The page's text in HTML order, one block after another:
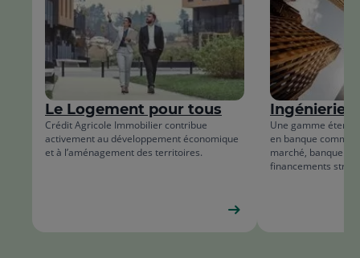
début
de
la
liste
la
fin
de
la
Le Logement pour tous
Crédit Agricole Immobilier contribue
activement au développement économique
et à l’aménagement des territoires.
Ingénierie
Une gamme
en banque
marché, banque
financements